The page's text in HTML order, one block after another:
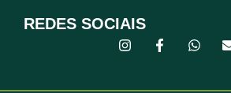
REDES SOCIAIS